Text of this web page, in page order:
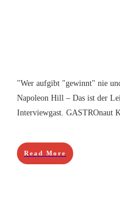
"Wer aufgibt "gewinnt" nie
Napoleon Hill – Das ist der
Interviewgast. GASTROnaut
Read More